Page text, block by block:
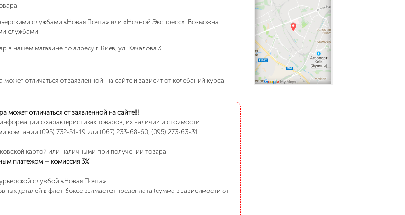
службами «Новая Почта» или «Ночной Экспресс». Возможна
службами.
в нашем магазине по адресу г. Киев, ул. Качалова 3.
отличаться от заявленной на сайте и зависит от колебаний курса
может отличаться от заявленной на сайте!!!
о характеристиках товаров, их наличии и стоимости
компании (095) 732-51-19 или (067) 233-68-60, (095) 273-63-31.
картой или наличными при получении товара.
платежом — комиссия 3%
службой «Новая Почта».
деталей в флет-боксе взимается предоплата (сумма в зависимости от